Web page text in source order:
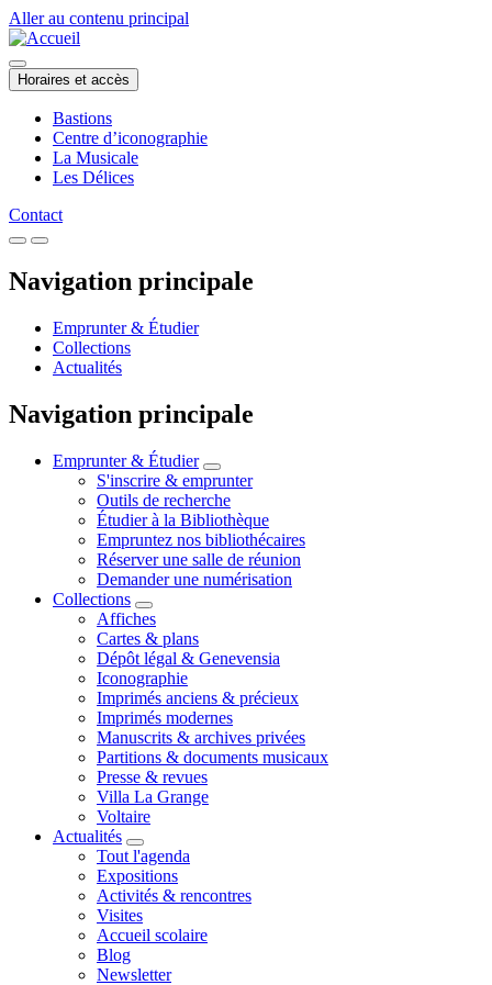
Aller au contenu principal
Horaires et accès
Bastions
Centre d’iconographie
La Musicale
Les Délices
Contact
Navigation principale
Emprunter & Étudier
Collections
Actualités
Navigation principale
Emprunter & Étudier
S'inscrire & emprunter
Outils de recherche
Étudier à la Bibliothèque
Empruntez nos bibliothécaires
Réserver une salle de réunion
Demander une numérisation
Collections
Affiches
Cartes & plans
Dépôt légal & Genevensia
Iconographie
Imprimés anciens & précieux
Imprimés modernes
Manuscrits & archives privées
Partitions & documents musicaux
Presse & revues
Villa La Grange
Voltaire
Actualités
Tout l'agenda
Expositions
Activités & rencontres
Visites
Accueil scolaire
Blog
Newsletter